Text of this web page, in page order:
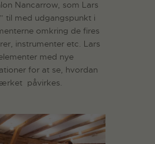
Nancarrow, som Lars
til med udgangspunkt i
omkring de fires
instrumenter etc. Lars
med nye
for at se, hvordan
påvirkes.